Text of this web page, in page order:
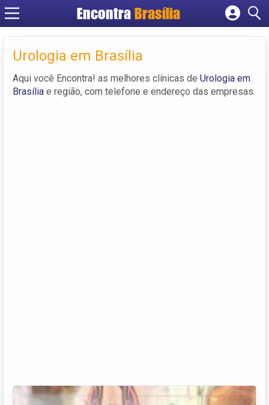
EncontraBrasília
Cadastrar empresa
Criar conta
Urologia em Brasília
Aqui você Encontra! as melhores clínicas de Urologia em
Brasília e região, com telefone e endereço das empresas.